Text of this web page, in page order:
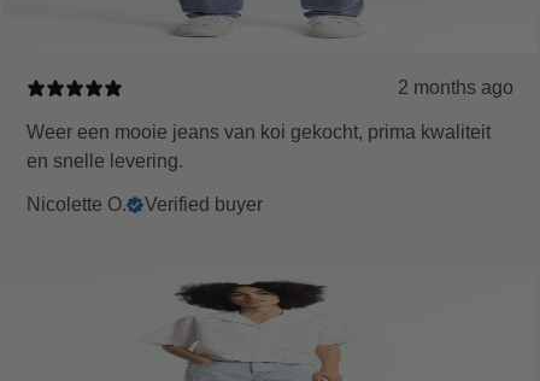
2 months ago
Weer een mooie jeans van koi gekocht, prima kwaliteit
en snelle levering.
Nicolette O. Verified buyer